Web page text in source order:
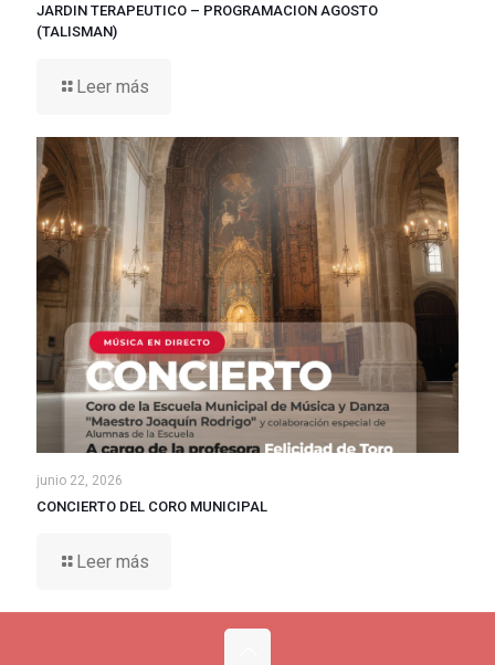
JARDIN TERAPEUTICO – PROGRAMACION AGOSTO
(TALISMAN)
Leer más
junio 22, 2026
CONCIERTO DEL CORO MUNICIPAL
Leer más